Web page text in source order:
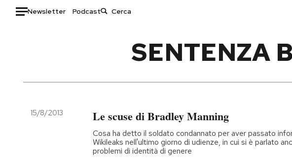
Newsletter Podcast
Italia
Politica
Moda
Ok Boomer!
Media
SENTENZA
15/8/2013 Le scuse di Bradley Manning
Cosa ha detto il soldato condannato per aver passato
Wikileaks nell'ultimo giorno di udienze, in cui si è parlato
problemi di identità di genere